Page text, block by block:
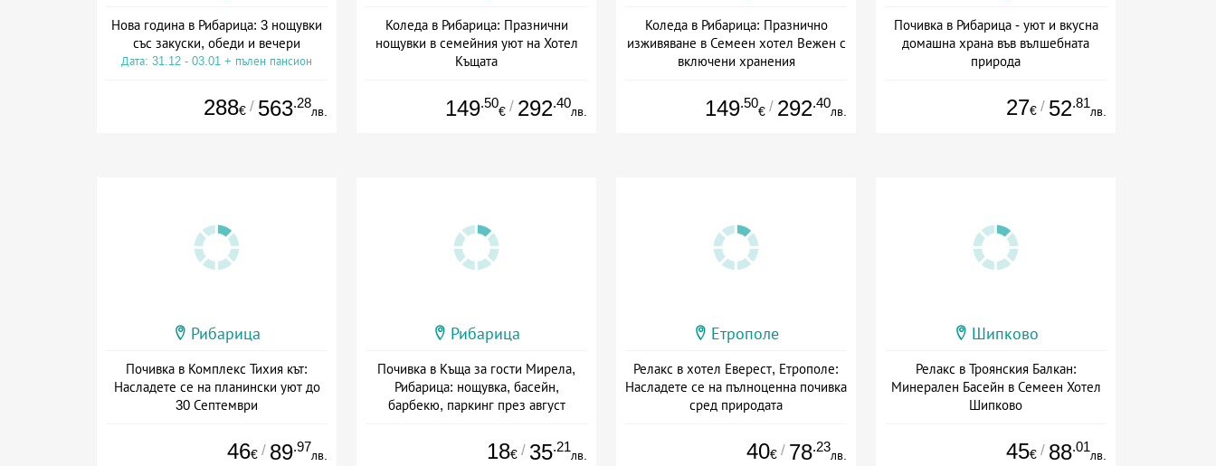
Нова година в Рибарица: 3 нощувки
със закуски, обеди и вечери
Дата: 31.12 - 03.01 + пълен пансион
288€ / 563.28
лв.
Коледа в Рибарица: Празнични
нощувки в семейния уют на Хотел
Къщата
149.50
€ / 292.40
лв.
Коледа в Рибарица: Празнично
изживяване в Семеен хотел Вежен с
включени хранения
149.50
€ / 292.40
лв.
Почивка в Рибарица - уют и вкусна
домашна храна във вълшебната
природа
27€ / 52.81
лв.
Рибарица
Почивка в Комплекс Тихия кът:
Насладете се на планински уют до
30 Септември
46€ / 89.97
лв.
Рибарица
Почивка в Къща за гости Мирела,
Рибарица: нощувка, басейн,
барбекю, паркинг през август
18€ / 35.21
лв.
Етрополе
Релакс в хотел Еверест, Етрополе:
Насладете се на пълноценна почивка
сред природата
40€ / 78.23
лв.
Шипково
Релакс в Троянския Балкан:
Минерален Басейн в Семеен Хотел
Шипково
45€ / 88.01
лв.